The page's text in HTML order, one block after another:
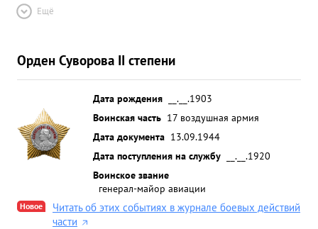
Ещё
Орден Суворова II степени
Дата рождения
__.__.1903
Воинская часть 17 воздушная армия
Дата документа 13.09.1944
Дата поступления на службу
__.__.1920
Воинское звание
генерал-майор авиации
Новое
Читать об этих событиях в журнале боевых действий
части